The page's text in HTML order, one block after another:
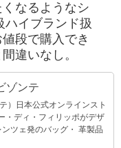
なるようなシ
ハイブランド扱
段で購入でき
違いなし。
ゾンテ
）日本公式オンラインスト
・ディ・フィリッポがデザ
ツェ発のバッグ・ 革製品